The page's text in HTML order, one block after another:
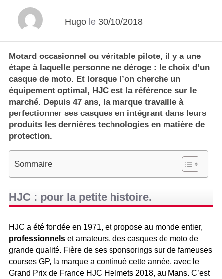
Hugo le 30/10/2018
Motard occasionnel ou véritable pilote, il y a une
étape à laquelle personne ne déroge : le choix d’un
casque de moto. Et lorsque l’on cherche un
équipement optimal, HJC est la référence sur le
marché. Depuis 47 ans, la marque travaille à
perfectionner ses casques en intégrant dans leurs
produits les dernières technologies en matière de
protection.
Sommaire
HJC : pour la petite histoire.
HJC a été fondée en 1971, et propose au monde entier,
professionnels et amateurs, des casques de moto de
grande qualité. Fière de ses sponsorings sur de fameuses
courses GP, la marque a continué cette année, avec le
Grand Prix de France HJC Helmets 2018, au Mans. C’est